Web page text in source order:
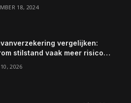
18, 2024
vergelijken:
stilstand vaak meer risico
2026